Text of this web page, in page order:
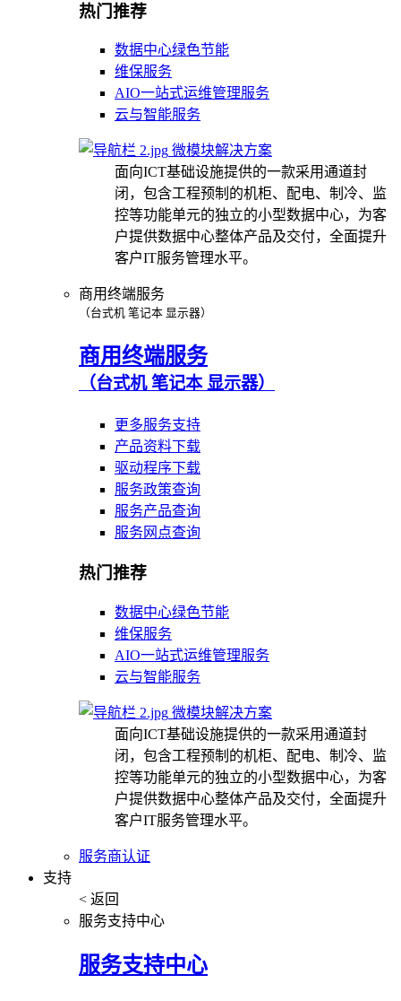
热门推荐
数据中心绿色节能
维保服务
AIO一站式运维管理服务
云与智能服务
微模块解决方案
面向ICT基础设施提供的一款采用通道封
闭，包含工程预制的机柜、配电、制冷、监
控等功能单元的独立的小型数据中心，为客
户提供数据中心整体产品及交付，全面提升
客户IT服务管理水平。
商用终端服务
（台式机 笔记本 显示器）
商用终端服务
（台式机 笔记本 显示器）
更多服务支持
产品资料下载
驱动程序下载
服务政策查询
服务产品查询
服务网点查询
热门推荐
数据中心绿色节能
维保服务
AIO一站式运维管理服务
云与智能服务
微模块解决方案
面向ICT基础设施提供的一款采用通道封
闭，包含工程预制的机柜、配电、制冷、监
控等功能单元的独立的小型数据中心，为客
户提供数据中心整体产品及交付，全面提升
客户IT服务管理水平。
服务商认证
支持
< 返回
服务支持中心
服务支持中心